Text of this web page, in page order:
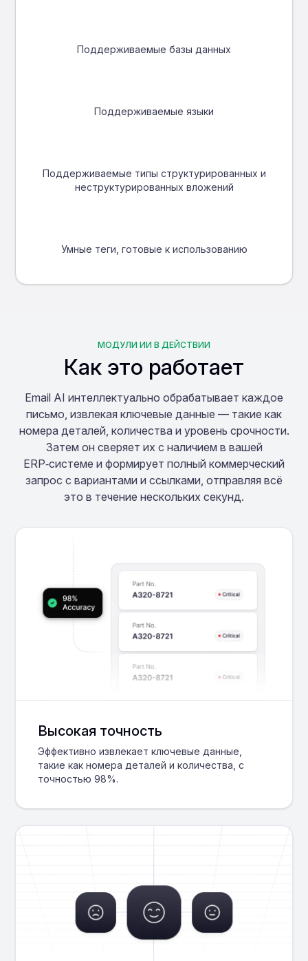
Поддерживаемые базы данных
Поддерживаемые языки
Поддерживаемые типы структурированных и
неструктурированных вложений
Умные теги, готовые к использованию
МОДУЛИ ИИ В ДЕЙСТВИИ
Как это работает
Email AI интеллектуально обрабатывает каждое
письмо, извлекая ключевые данные — такие как
номера деталей, количества и уровень срочности.
Затем он сверяет их с наличием в вашей
ERP‑системе и формирует полный коммерческий
запрос с вариантами и ссылками, отправляя всё
это в течение нескольких секунд.
Высокая точность
Эффективно извлекает ключевые данные,
такие как номера деталей и количества, с
точностью 98%.